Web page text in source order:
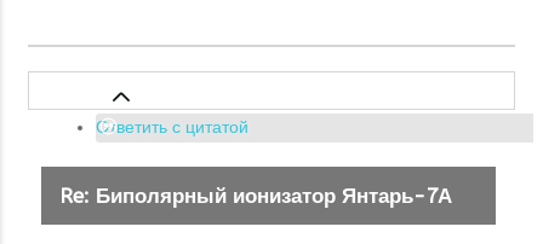
Ответить с цитатой
Re: Биполярный ионизатор Янтарь-7А